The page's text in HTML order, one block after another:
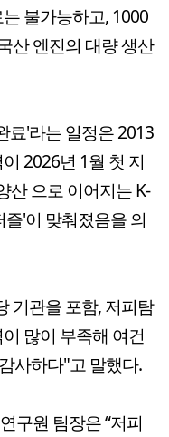
불가능하고, 1000
산 엔진의 대량 생산
료'라는 일정은 2013
2026년 1월 첫 지
산 으로 이어지는 K-
'이 맞춰졌음을 의
기관을 포함, 저피탐
많이 부족해 여건
사하다"고 말했다.
구원 팀장은 “저피